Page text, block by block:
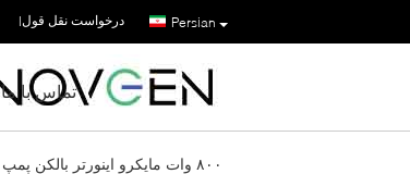
Persian درخواست نقل قول|
تماس با ما
۸۰۰ وات مایکرو اینورتر بالکن پمپ برق IP67 ضد آب ذخیره انرژی خورشیدی